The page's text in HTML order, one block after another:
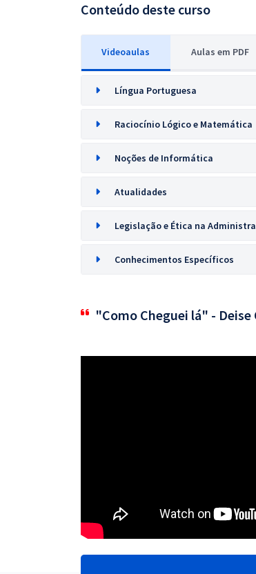
Conteúdo deste curso
Videoaulas Aulas em PDF
Língua Portuguesa
Raciocínio Lógico e Matemática
Noções de Informática
Atualidades
Legislação e Ética na
Conhecimentos Específicos
"Como Cheguei lá" - Deise